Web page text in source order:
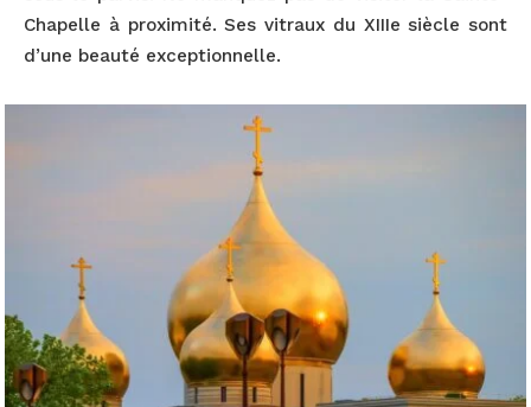
Chapelle à proximité. Ses vitraux du XIIIe siècle sont
d’une beauté exceptionnelle.